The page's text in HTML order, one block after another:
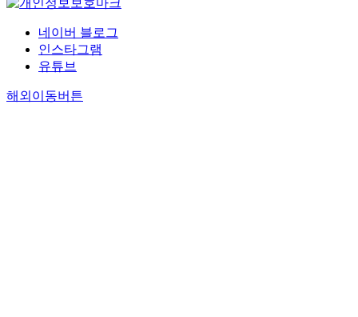
네이버 블로그
인스타그램
유튜브
해외이동버튼